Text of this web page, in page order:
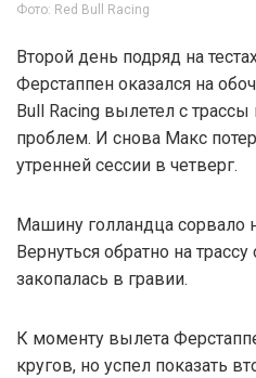
Фото: Red Bull Racing
Второй день подряд на
Ферстаппен оказался на
Bull Racing вылетел с
проблем. И снова Макс
утренней сессии в четверг.
Машину голландца сорвало
Вернуться обратно на
закопалась в гравии.
К моменту вылета
кругов, но успел показать